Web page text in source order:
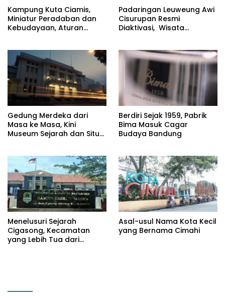
Kampung Kuta Ciamis,
Miniatur Peradaban dan
Kebudayaan, Aturan
Padaringan Leuweung Awi
Cisurupan Resmi
Diaktivasi, Wisata
Gedung Merdeka dari
Masa ke Masa, Kini
Museum Sejarah dan Situs
Berdiri Sejak 1959, Pabrik
Bima Masuk Cagar
Budaya Bandung
Menelusuri Sejarah
Cigasong, Kecamatan
yang Lebih Tua dari
Asal-usul Nama Kota Kecil
yang Bernama Cimahi